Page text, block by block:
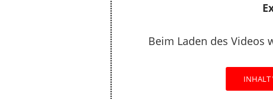
Beim Laden des Videos
INHALT